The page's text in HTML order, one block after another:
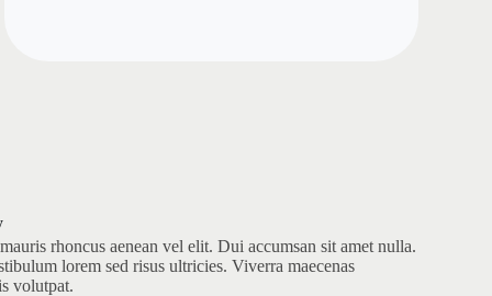
rhoncus aenean vel elit. Dui accumsan sit amet nulla.
lorem sed risus ultricies. Viverra maecenas
volutpat.